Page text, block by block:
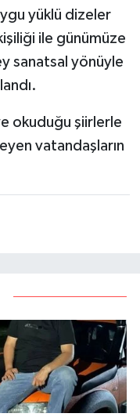
yüklü dizeler
ile günümüze
sanatsal yönüyle
okuduğu şiirlerle
vatandaşların